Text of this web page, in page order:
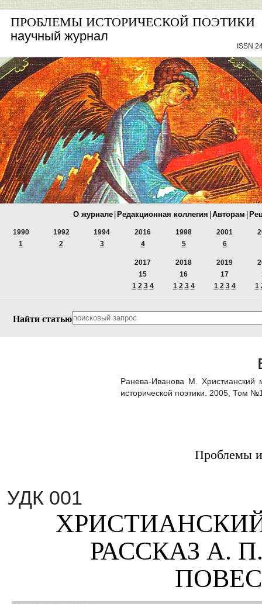
ПРОБЛЕМЫ ИСТОРИЧЕСКОЙ ПОЭТИКИ
научный журнал
ISSN
О журнале Редакционная коллегия Авторам
1990
1
1992
2
1994
3
2016
4
1998
5
2001
6
2017
15
1 2 3 4
2018
16
1 2 3 4
2019
17
1 2 3 4
1
Найти статью
Ранева-Иванова М.
исторической поэтики. 2005, Том
Проблемы
УДК 001
РАССКАЗ А.